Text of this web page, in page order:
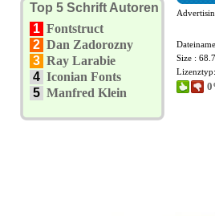
Top 5 Schrift Autoren
1 Fontstruct
2 Dan Zadorozny
3 Ray Larabie
4 Iconian Fonts
5 Manfred Klein
Size :
Lizenztyp: